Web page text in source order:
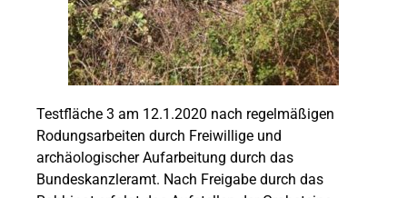
Testfläche 3 am 12.1.2020 nach regelmäßigen
Rodungsarbeiten durch Freiwillige und
archäologischer Aufarbeitung durch das
Bundeskanzleramt. Nach Freigabe durch das